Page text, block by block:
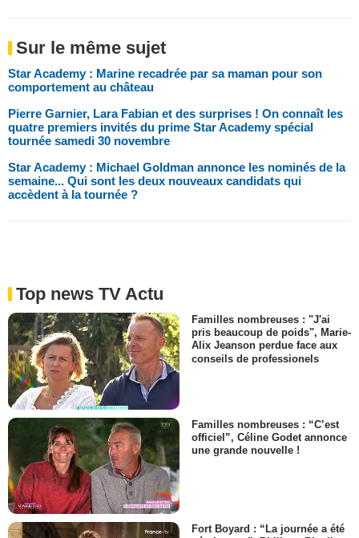
Sur le même sujet
Star Academy : Marine recadrée par sa maman pour son
comportement au château
Pierre Garnier, Lara Fabian et des surprises ! On connaît les
quatre premiers invités du prime Star Academy spécial
tournée samedi 30 novembre
Star Academy : Michael Goldman annonce les nominés de la
semaine... Qui sont les deux nouveaux candidats qui
accèdent à la tournée ?
Top news TV Actu
Familles nombreuses : "J'ai
pris beaucoup de poids", Marie-
Alix Jeanson perdue face aux
conseils de professionels
Familles nombreuses : “C’est
officiel”, Céline Godet annonce
une grande nouvelle !
Fort Boyard : “La journée a été